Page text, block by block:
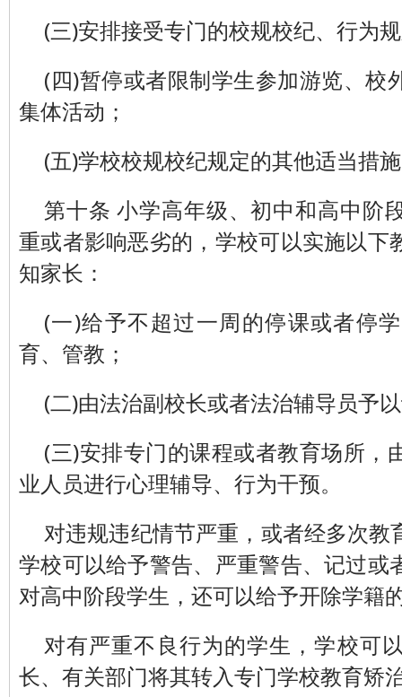
(三)安排接受专门的校规校纪、行为
(四)暂停或者限制学生参加游览、校
集体活动；
(五)学校校规校纪规定的其他适当措
第十条 小学高年级、初中和高中阶
重或者影响恶劣的，学校可以实施以下
知家长：
(一)给予不超过一周的停课或者停
育、管教；
(二)由法治副校长或者法治辅导员予
(三)安排专门的课程或者教育场所，
业人员进行心理辅导、行为干预。
对违规违纪情节严重，或者经多次教
学校可以给予警告、严重警告、记过或
对高中阶段学生，还可以给予开除学籍
对有严重不良行为的学生，学校可
长、有关部门将其转入专门学校教育矫